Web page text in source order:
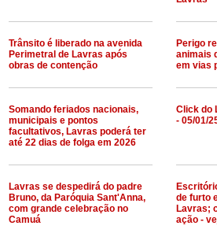
Trânsito é liberado na avenida
Perimetral de Lavras após
obras de contenção
Perigo
animais
em vias
Somando feriados nacionais,
municipais e pontos
facultativos, Lavras poderá ter
até 22 dias de folga em 2026
Click do
- 05/01/
Lavras se despedirá do padre
Bruno, da Paróquia Sant'Anna,
com grande celebração no
Camuá
de furto
Lavras;
ação -